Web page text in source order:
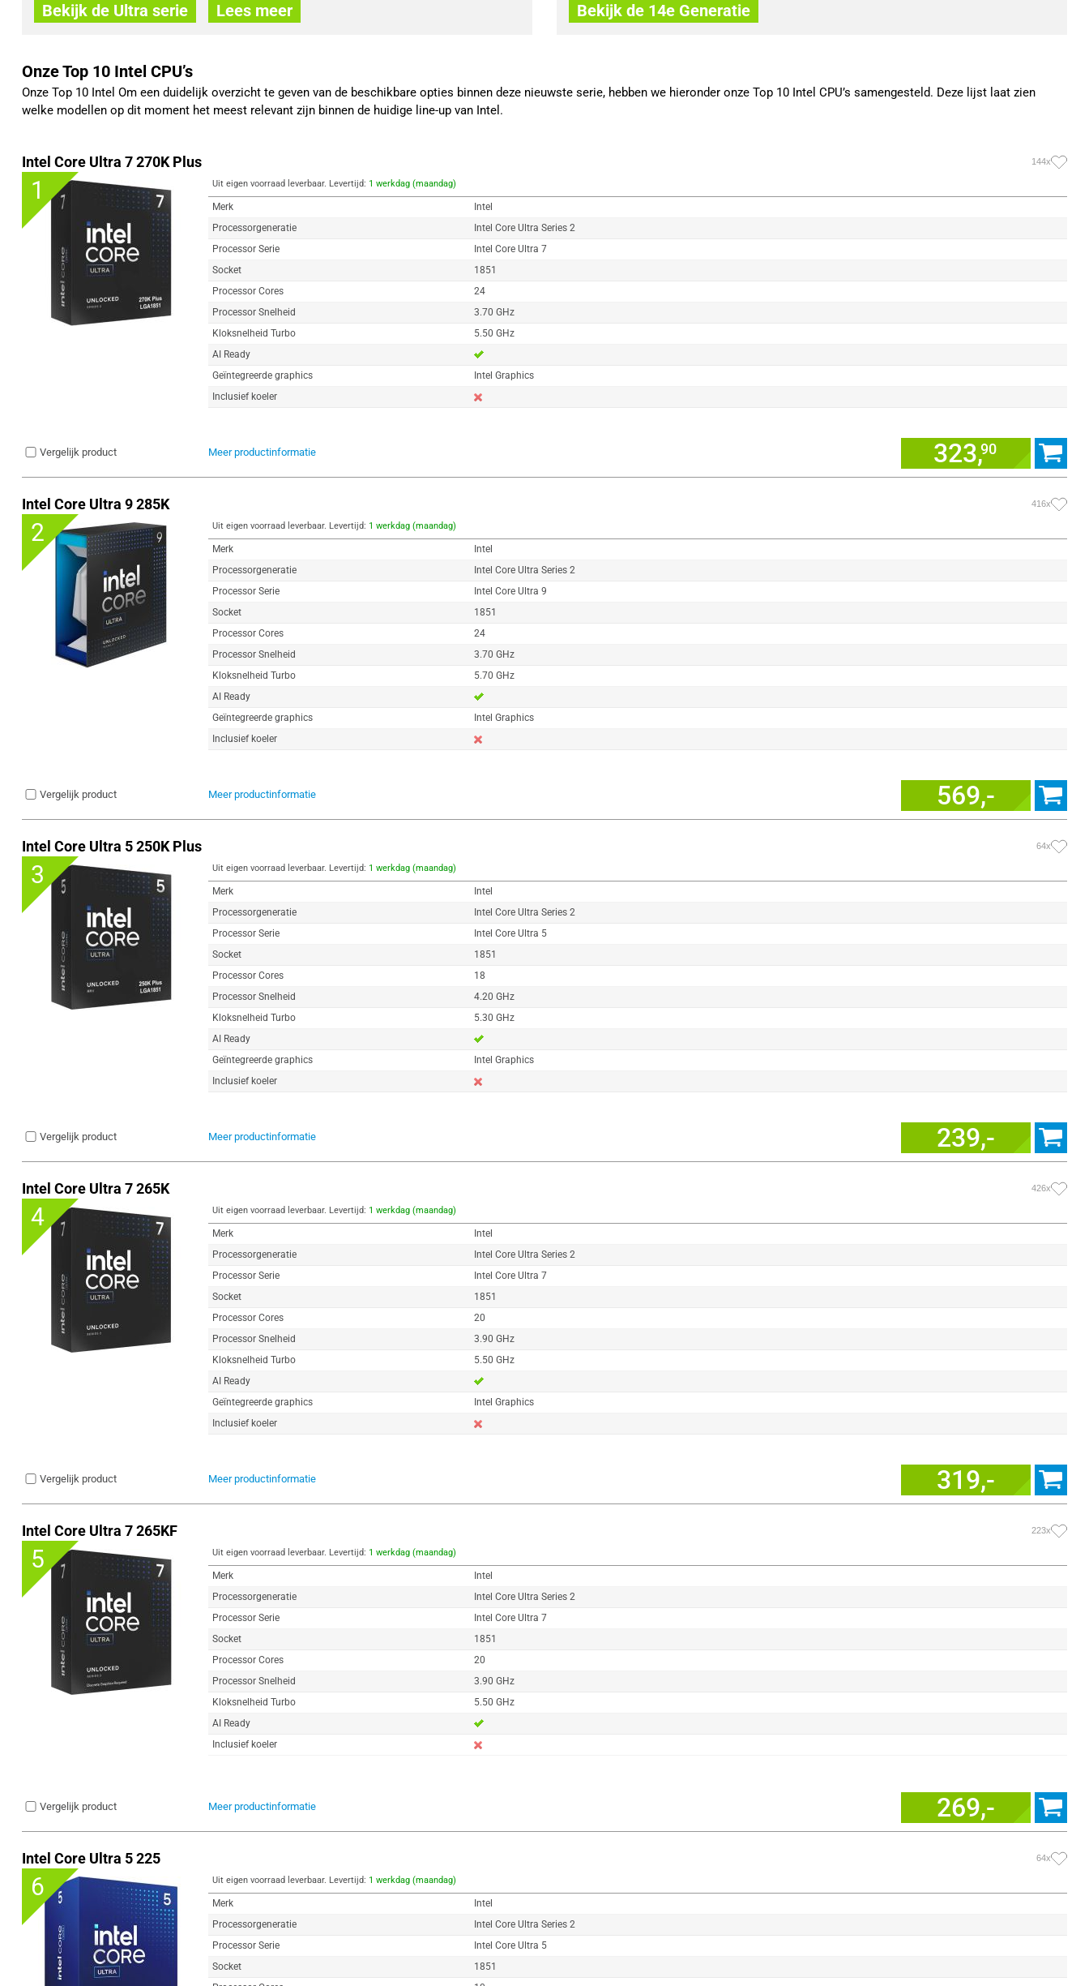
Bekijk de Ultra serie Lees meer Bekijk de 14e Generatie
Onze Top 10 Intel CPU’s
Onze Top 10 Intel Om een duidelijk overzicht te geven van de beschikbare opties binnen deze nieuwste serie, hebben we hieronder onze Top 10 Intel CPU’s samengesteld. Deze lijst laat zien
welke modellen op dit moment het meest relevant zijn binnen de huidige line-up van Intel.
Intel Core Ultra 7 270K Plus 144x
1 Uit eigen voorraad leverbaar. Levertijd: 1 werkdag (maandag)
Merk
Intel
Processorgeneratie
Intel Core Ultra Series 2
Processor Serie
Intel Core Ultra 7
Socket
1851
Processor Cores
24
Processor Snelheid
3.70 GHz
Kloksnelheid Turbo
5.50 GHz
AI Ready
Geïntegreerde graphics
Intel Graphics
Inclusief koeler
Vergelijk product Meer productinformatie 323,90
Intel Core Ultra 9 285K 416x
2 Uit eigen voorraad leverbaar. Levertijd: 1 werkdag (maandag)
Merk
Intel
Processorgeneratie
Intel Core Ultra Series 2
Processor Serie
Intel Core Ultra 9
Socket
1851
Processor Cores
24
Processor Snelheid
3.70 GHz
Kloksnelheid Turbo
5.70 GHz
AI Ready
Geïntegreerde graphics
Intel Graphics
Inclusief koeler
Vergelijk product Meer productinformatie 569,-
Intel Core Ultra 5 250K Plus 64x
3 Uit eigen voorraad leverbaar. Levertijd: 1 werkdag (maandag)
Merk
Intel
Processorgeneratie
Intel Core Ultra Series 2
Processor Serie
Intel Core Ultra 5
Socket
1851
Processor Cores
18
Processor Snelheid
4.20 GHz
Kloksnelheid Turbo
5.30 GHz
AI Ready
Geïntegreerde graphics
Intel Graphics
Inclusief koeler
Vergelijk product Meer productinformatie 239,-
Intel Core Ultra 7 265K 426x
4 Uit eigen voorraad leverbaar. Levertijd: 1 werkdag (maandag)
Merk
Intel
Processorgeneratie
Intel Core Ultra Series 2
Processor Serie
Intel Core Ultra 7
Socket
1851
Processor Cores
20
Processor Snelheid
3.90 GHz
Kloksnelheid Turbo
5.50 GHz
AI Ready
Geïntegreerde graphics
Intel Graphics
Inclusief koeler
Vergelijk product Meer productinformatie 319,-
Intel Core Ultra 7 265KF 223x
5 Uit eigen voorraad leverbaar. Levertijd: 1 werkdag (maandag)
Merk
Intel
Processorgeneratie
Intel Core Ultra Series 2
Processor Serie
Intel Core Ultra 7
Socket
1851
Processor Cores
20
Processor Snelheid
3.90 GHz
Kloksnelheid Turbo
5.50 GHz
AI Ready
Inclusief koeler
Vergelijk product Meer productinformatie 269,-
Intel Core Ultra 5 225 64x
6 Uit eigen voorraad leverbaar. Levertijd: 1 werkdag (maandag)
Merk
Intel
Processorgeneratie
Intel Core Ultra Series 2
Processor Serie
Intel Core Ultra 5
Socket
1851